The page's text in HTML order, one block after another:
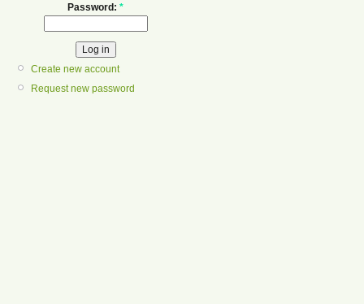
Password: *
Create new account
Request new password